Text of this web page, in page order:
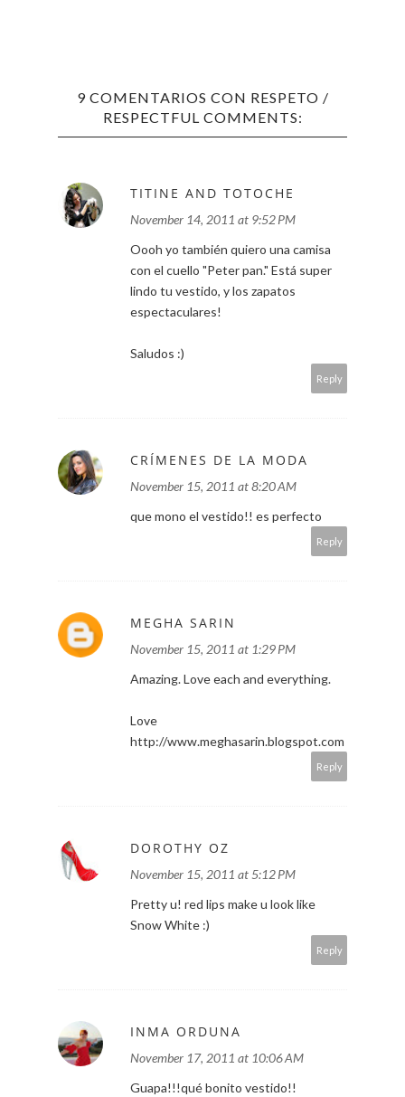
9 COMENTARIOS CON RESPETO /
RESPECTFUL COMMENTS:
TITINE AND TOTOCHE
November 14, 2011 at 9:52 PM
Oooh yo también quiero una camisa
con el cuello "Peter pan." Está super
lindo tu vestido, y los zapatos
espectaculares!
Saludos :)
Reply
CRÍMENES DE LA MODA
November 15, 2011 at 8:20 AM
que mono el vestido!! es perfecto
Reply
MEGHA SARIN
November 15, 2011 at 1:29 PM
Amazing. Love each and everything.
Love
http://www.meghasarin.blogspot.com
Reply
DOROTHY OZ
November 15, 2011 at 5:12 PM
Pretty u! red lips make u look like
Snow White :)
Reply
INMA ORDUNA
November 17, 2011 at 10:06 AM
Guapa!!!qué bonito vestido!!